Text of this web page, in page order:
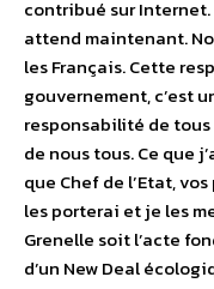
contribué sur
attend maintenant.
les Français. Cette
gouvernement, c’est
responsabilité de
de nous tous. Ce que
que Chef de l’Etat,
les porterai et je les
Grenelle soit l’acte
d’un New Deal